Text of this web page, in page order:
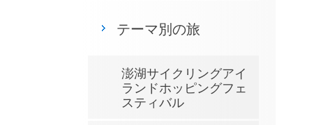
テーマ別の旅
澎湖サイクリングアイ
ランドホッピングフェ
スティバル